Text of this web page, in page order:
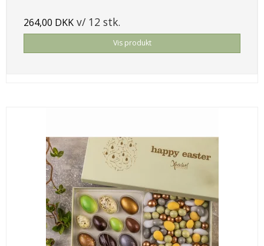
264,00 DKK v/ 12 stk.
Vis produkt